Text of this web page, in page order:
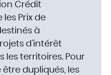
Crédit
Prix de
à
d’intérêt
les territoires. Pour
dupliqués, les